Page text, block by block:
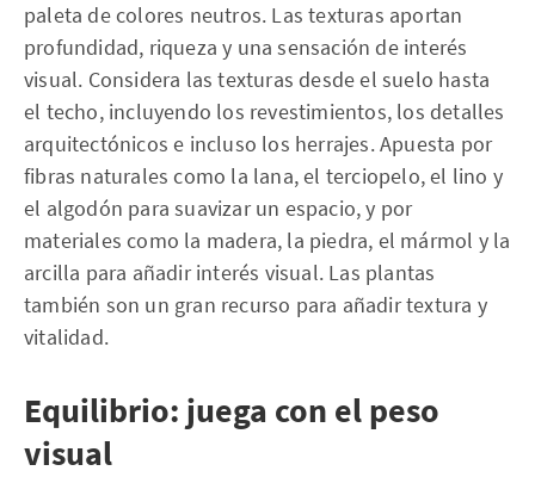
paleta de colores neutros. Las texturas aportan
profundidad, riqueza y una sensación de interés
visual. Considera las texturas desde el suelo hasta
el techo, incluyendo los revestimientos, los detalles
arquitectónicos e incluso los herrajes. Apuesta por
fibras naturales como la lana, el terciopelo, el lino y
el algodón para suavizar un espacio, y por
materiales como la madera, la piedra, el mármol y la
arcilla para añadir interés visual. Las plantas
también son un gran recurso para añadir textura y
vitalidad.
Equilibrio: juega con el peso
visual